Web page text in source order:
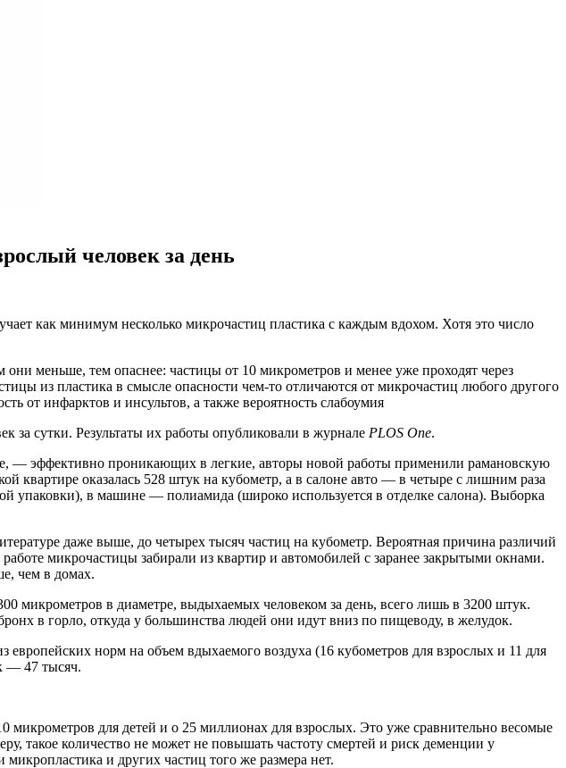
человек за день
как минимум несколько микрочастиц пластика с каждым вдохом. Хотя это число
меньше, тем опаснее: частицы от 10 микрометров и менее уже проходят через
из пластика в смысле опасности чем-то отличаются от микрочастиц любого другого
от инфарктов и инсультов, а также вероятность слабоумия
за сутки. Результаты их работы опубликовали в журнале PLOS One.
— эффективно проникающих в легкие, авторы новой работы применили рамановскую
квартире оказалась 528 штук на кубометр, а в салоне авто — в четыре с лишним раза
упаковки), в машине — полиамида (широко используется в отделке салона). Выборка
даже выше, до четырех тысяч частиц на кубометр. Вероятная причина различий
микрочастицы забирали из квартир и автомобилей с заранее закрытыми окнами.
чем в домах.
микрометров в диаметре, выдыхаемых человеком за день, всего лишь в 3200 штук.
в горло, откуда у большинства людей они идут вниз по пищеводу, в желудок.
норм на объем вдыхаемого воздуха (16 кубометров для взрослых и 11 для
— 47 тысяч.
микрометров для детей и о 25 миллионах для взрослых. Это уже сравнительно весомые
такое количество не может не повышать частоту смертей и риск деменции у
и других частиц того же размера нет.